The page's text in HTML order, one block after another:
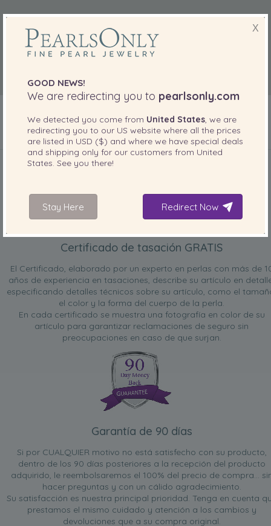
INCLUIDO CON SU PRODUCTO
Certificado de tasación GRATIS
El Certificado, elaborado por un experto en perlas con más de
años de experiencia en tasaciones, describe su artículo en
especificando detalles técnicos sobre su artículo, como el
el color y la forma del cuerpo de la perla.
En cada certificado se muestra una fotografía en color de su
artículo para garantizar reclamaciones de seguro sin
preocupaciones en caso de que surjan.
Garantía de 90 días
Si por CUALQUIER motivo no está satisfecho con su producto,
dentro de los 90 días posteriores a la recepción del producto
adquirido, le reembolsaremos el 100% del precio de compra...
hacer preguntas y con un cálido agradecimiento.
Su satisfacción es nuestra principal prioridad. Tenga en cuenta
prestamos el mismo cuidado y atención a los cambios y
devoluciones que a su compra original.
X
GOOD NEWS!
We are redirecting you to pearlsonly.com
We detected you come from United States , we are
redirecting you to our US website where all the prices
are listed in USD ($) and where we have special deals
and shipping only for our customers from United
States . See you there!
Stay Here Redirect Now